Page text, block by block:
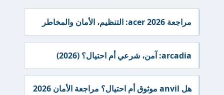
مراجعة acer 2026: التنظيم، الأمان والمخاطر
arcadia: آمن، شرعي أم احتيال؟ (2026)
هل anvil موثوق أم احتيال؟ مراجعة الأمان 2026